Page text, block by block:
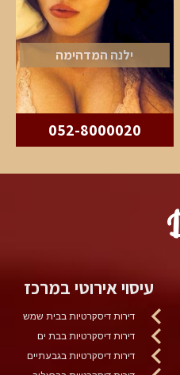
ילנה המדהימה
052-8000020
עיסוי אירוטי במרכז
דירות דיסקרטיות בבית שמש
דירות דיסקרטיות בבת ים
דירות דיסקרטיות בגבעתיים